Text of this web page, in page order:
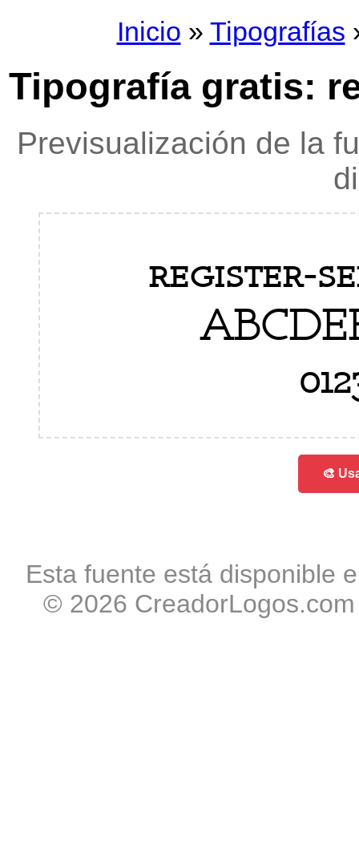
Inicio » Tipografías
Tipografía gratis:
Previsualización de la
register-
🎨
Esta fuente está disponible
© 2026